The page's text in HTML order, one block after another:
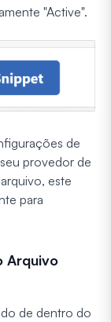
"Active".
de
provedor de
este
para
Arquivo
de dentro do